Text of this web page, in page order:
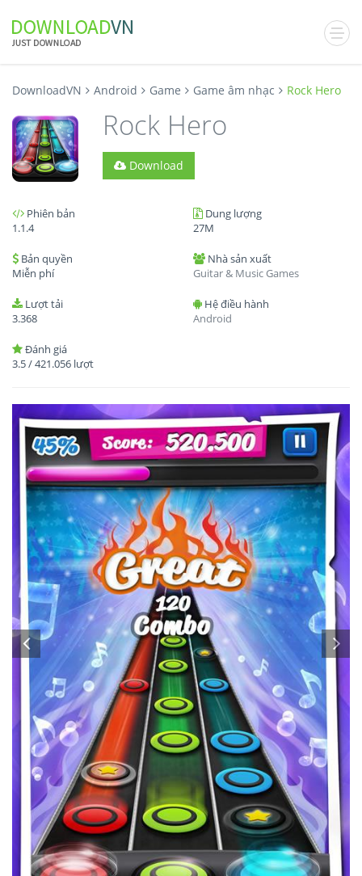
DownloadVN Android Game Game âm nhạc Rock Hero
Rock Hero
Download
Phiên bản
1.1.4
Dung lượng
27M
Bản quyền
Miễn phí
Nhà sản xuất
Guitar & Music Games
Lượt tải
3.368
Hệ điều hành
Android
Đánh giá
3.5/421.056 lượt